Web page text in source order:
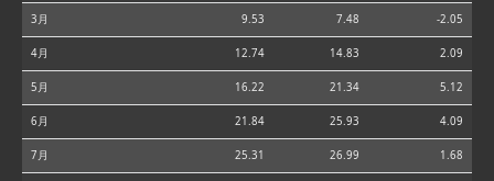
3月 9.53 7.48 -2.05
4月 12.74 14.83 2.09
5月 16.22 21.34 5.12
6月 21.84 25.93 4.09
7月 25.31 26.99 1.68